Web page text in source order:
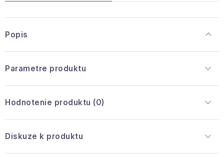
Popis
Parametre produktu
Hodnotenie produktu (0)
Diskuze k produktu